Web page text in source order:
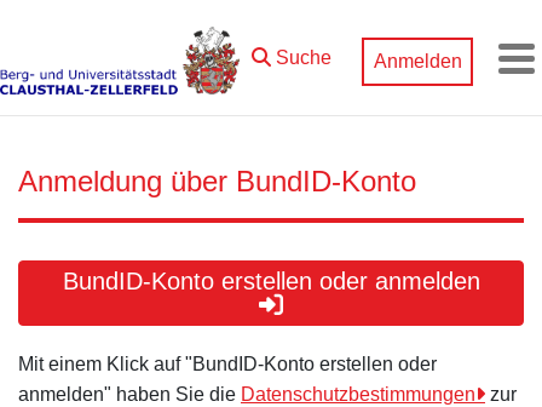
Zum Hauptinhalt springen
Suche Anmelden
Anmeldung über BundID-Konto
BundID-Konto erstellen oder anmelden
Mit einem Klick auf "BundID-Konto erstellen oder
anmelden" haben Sie die Datenschutzbestimmungen
zur